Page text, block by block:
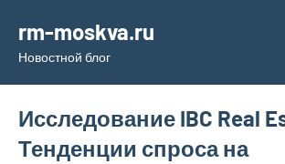
содержимому
rm-moskva.ru
Новостной блог
Исследование IBC Real
Тенденции спроса на